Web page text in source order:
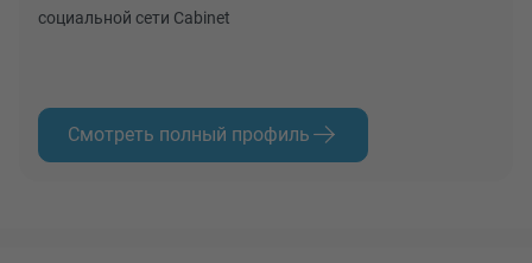
социальной сети Cabinet
Смотреть полный профиль